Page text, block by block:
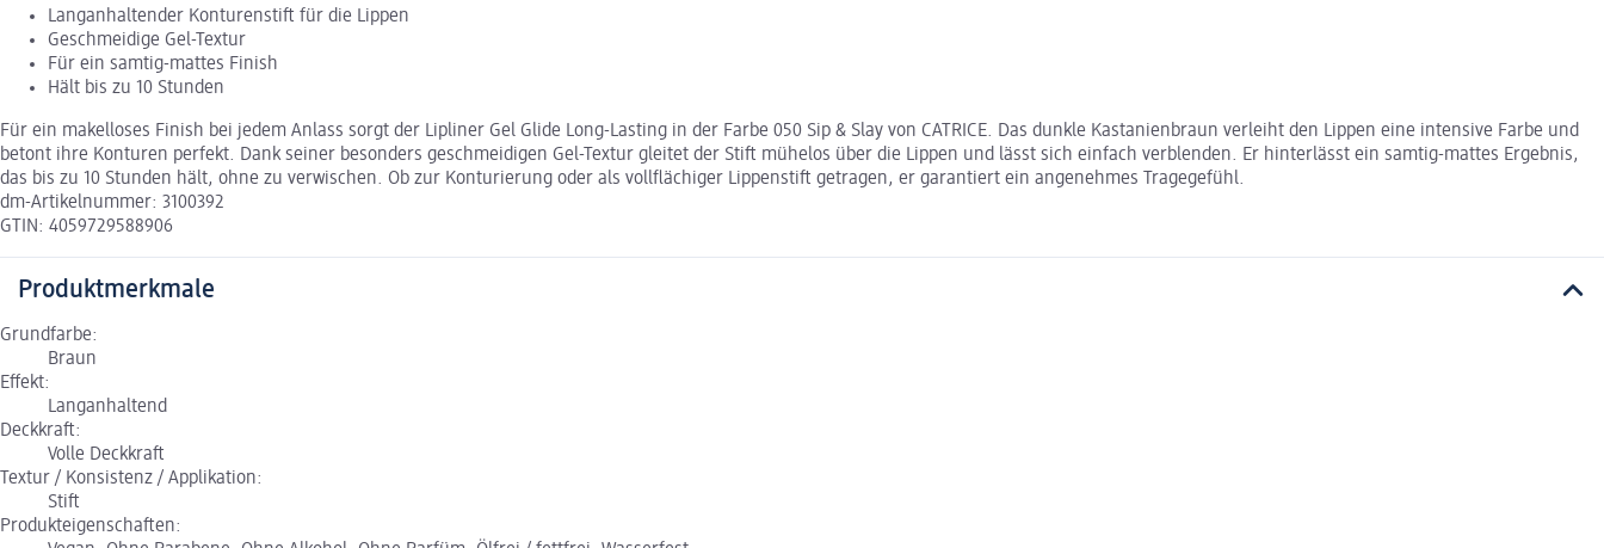
Langanhaltender Konturenstift für die Lippen
Geschmeidige Gel-Textur
Für ein samtig-mattes Finish
Hält bis zu 10 Stunden
Für ein makelloses Finish bei jedem Anlass sorgt der Lipliner Gel Glide Long-Lasting in der Farbe 050 Sip & Slay von CATRICE. Das dunkle Kastanienbraun verleiht den Lippen eine intensive Farbe und
betont ihre Konturen perfekt. Dank seiner besonders geschmeidigen Gel-Textur gleitet der Stift mühelos über die Lippen und lässt sich einfach verblenden. Er hinterlässt ein samtig-mattes Ergebnis,
das bis zu 10 Stunden hält, ohne zu verwischen. Ob zur Konturierung oder als vollflächiger Lippenstift getragen, er garantiert ein angenehmes Tragegefühl.
dm-Artikelnummer: 3100392
GTIN: 4059729588906
Produktmerkmale
Grundfarbe:
Braun
Effekt:
Langanhaltend
Deckkraft:
Volle Deckkraft
Textur / Konsistenz / Applikation:
Stift
Produkteigenschaften: